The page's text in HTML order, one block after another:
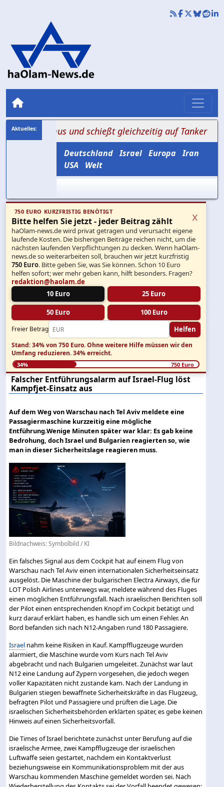
und schießt gleichzeitig auf Tanker +++
Deutschland Israel Europa Iran
USA
Welt
750 EURO KURZFRISTIG BENÖTIGT
Bitte helfen Sie jetzt - jeder Beitrag zählt
haOlam-news.de wird privat getragen und verursacht eigene
laufende Kosten. Die bisherigen Beiträge reichen nicht, um die
nächsten laufenden Verpflichtungen zu decken. Wenn haOlam-
news.de so weiterarbeiten soll, brauchen wir jetzt kurzfristig
750 Euro. Bitte geben Sie, was Sie können. Schon 10 Euro
helfen sofort; wer mehr geben kann, hilft besonders. Fragen?
redaktion@haolam.de
10 Euro
25 Euro
50 Euro 100 Euro
Freier Betrag Helfen
x
Stand: 34% von 750 Euro.Ohne weitere Hilfe müssen wir den
Umfang reduzieren.34% erreicht.
34% 750 Euro
Falscher Entführungsalarm auf Israel-Flug löst
Kampfjet-Einsatz aus
Auf dem Weg von Warschau nach Tel Aviv meldete eine
Passagiermaschine kurzzeitig eine mögliche
Entführung.Wenige Minuten später war klar: Es gab keine
Bedrohung, doch Israel und Bulgarien reagierten so, wie
man in dieser Sicherheitslage reagieren muss.
Bildnachweis: Symbolbild / KI
Ein falsches Signal aus dem Cockpit hat auf einem Flug von
Warschau nach Tel Aviv einen internationalen Sicherheitseinsatz
ausgelöst. Die Maschine der bulgarischen Electra Airways, die für
LOT Polish Airlines unterwegs war, meldete während des Fluges
einen möglichen Entführungsfall. Nach israelischen Berichten soll
der Pilot einen entsprechenden Knopf im Cockpit betätigt und
kurz darauf erklärt haben, es handle sich um einen Fehler. An
Bord befanden sich nach N12-Angaben rund 180 Passagiere.
Israel nahm keine Risiken in Kauf. Kampfflugzeuge wurden
alarmiert, die Maschine wurde vom Kurs nach Tel Aviv
abgebracht und nach Bulgarien umgeleitet. Zunächst war laut
N12 eine Landung auf Zypern vorgesehen, die jedoch wegen
voller Kapazitäten nicht zustande kam. Nach der Landung in
Bulgarien stiegen bewaffnete Sicherheitskräfte in das Flugzeug,
befragten Pilot und Passagiere und prüften die Lage. Die
israelischen Sicherheitsbehörden erklärten später, es gebe keinen
Hinweis auf einen Sicherheitsvorfall.
Die Times of Israel berichtete zunächst unter Berufung auf die
israelische Armee, zwei Kampfflugzeuge der israelischen
Luftwaffe seien gestartet, nachdem ein Kontaktverlust
beziehungsweise ein Kommunikationsproblem mit der aus
Warschau kommenden Maschine gemeldet worden sei. Nach